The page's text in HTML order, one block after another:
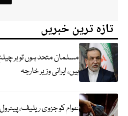
تازہ ترین خبریں
مسلمان متحد ہوں تو ہر
ہیں، ایرانی وزیر خارجہ
عوام کو جزوی ریلیف،